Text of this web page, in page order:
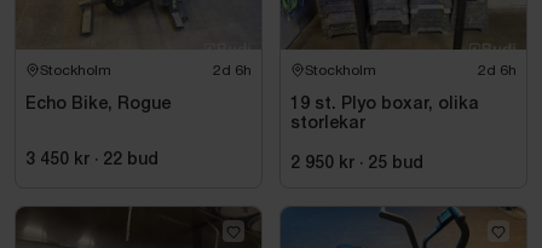
Stockholm 2d 6h
Echo Bike, Rogue
3 450 kr · 22 bud
Stockholm 2d 6h
19 st. Plyo boxar, olika
storlekar
2 950 kr · 25 bud